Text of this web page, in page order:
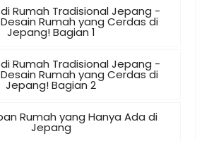
Rumah Tradisional Jepang -
Desain Rumah yang Cerdas di
Jepang! Bagian 1
Rumah Tradisional Jepang -
Desain Rumah yang Cerdas di
Jepang! Bagian 2
Rumah yang Hanya Ada di
Jepang